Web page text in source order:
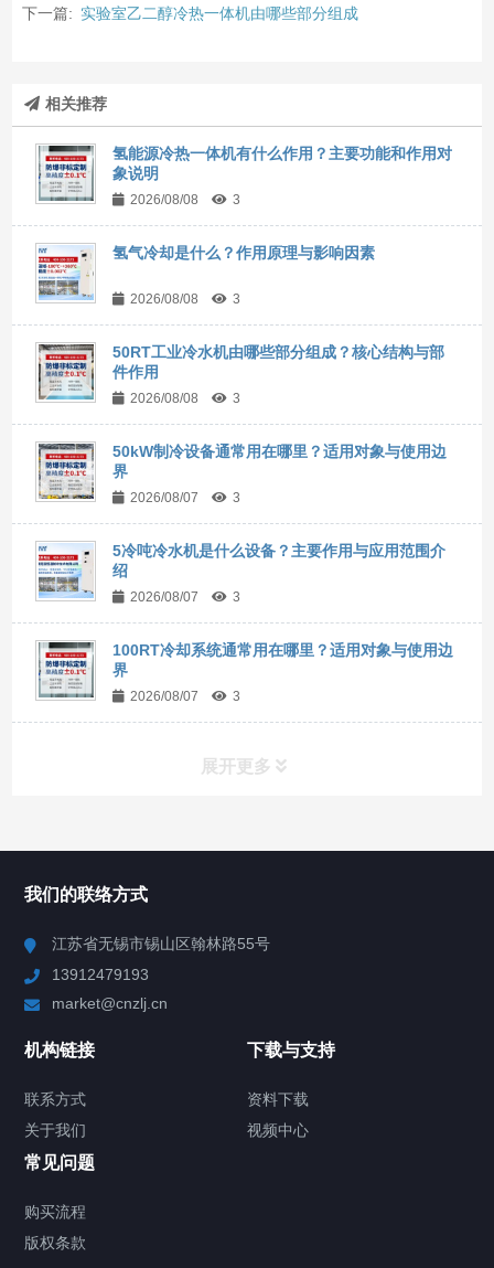
下一篇: 实验室乙二醇冷热一体机由哪些部分组成
相关推荐
氢能源冷热一体机有什么作用？主要功能和作用对
象说明
2026/08/08 3
氢气冷却是什么？作用原理与影响因素
2026/08/08 3
50RT工业冷水机由哪些部分组成？核心结构与部
件作用
2026/08/08 3
50kW制冷设备通常用在哪里？适用对象与使用边
界
2026/08/07 3
5冷吨冷水机是什么设备？主要作用与应用范围介
绍
2026/08/07 3
100RT冷却系统通常用在哪里？适用对象与使用边
界
2026/08/07 3
展开更多
Chiller高精度制冷循环器
TCU温度控制单元
Chiller气体控温系统
我们的联络方式
江苏省无锡市锡山区翰林路55号
13912479193
market@cnzlj.cn
机构链接
联系方式
关于我们
下载与支持
资料下载
视频中心
常见问题
购买流程
版权条款